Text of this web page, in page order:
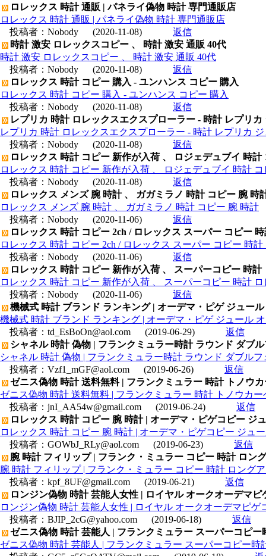
ロレックス 時計 通販 | パネライ偽物 時計 専門通販店
ロレックス 時計 通販 | パネライ偽物 時計 専門通販店
投稿者： Nobody (2020-11-08)
返信
時計 激安 ロレックスコピー 、 時計 激安 通販 40代
時計 激安 ロレックスコピー 、 時計 激安 通販 40代
投稿者： Nobody (2020-11-08)
返信
ロレックス 時計 コピー 購入 - ユンハンス コピー 購入
ロレックス 時計 コピー 購入 - ユンハンス コピー 購入
投稿者： Nobody (2020-11-08)
返信
レプリカ 時計 ロレックスエクスプローラー - 時計 レプリカ
レプリカ 時計 ロレックスエクスプローラー - 時計 レプリカ
投稿者： Nobody (2020-11-08)
返信
ロレックス 時計 コピー 新作が入荷 、 ロジェデュブイ 時計
ロレックス 時計 コピー 新作が入荷 、 ロジェデュブイ 時計
投稿者： Nobody (2020-11-08)
返信
ロレックス メンズ 腕 時計 、 ガガミラノ 時計 コピー 腕 時
ロレックス メンズ 腕 時計 、 ガガミラノ 時計 コピー 腕 時計
投稿者： Nobody (2020-11-06)
返信
ロレックス 時計 コピー 2ch / ロレックス スーパー コピー
ロレックス 時計 コピー 2ch / ロレックス スーパー コピー 時計
投稿者： Nobody (2020-11-06)
返信
ロレックス 時計 コピー 新作が入荷 、 スーパーコピー 時
ロレックス 時計 コピー 新作が入荷 、 スーパーコピー 時計
投稿者： Nobody (2020-11-06)
返信
機械式 時計 ブランド ランキング | オーデマ・ピゲ ジュー
機械式 時計 ブランド ランキング | オーデマ・ピゲ ジュール
投稿者： td_EsBoOn@aol.com (2019-06-29)
返信
シャネル 時計 偽物 | フランクミュラー時計 ラウンド ダブ
シャネル 時計 偽物 | フランクミュラー時計 ラウンド ダブル
投稿者： Vzf1_mGF@aol.com (2019-06-26)
返信
ゼニス偽物 時計 送料無料 | フランクミュラー 時計 トノウ
ゼニス偽物 時計 送料無料 | フランクミュラー 時計 トノウカ
投稿者： jnI_AA54w@gmail.com (2019-06-24)
返信
ロレックス 時計 コピー 腕 時計 | オーデマ・ピゲコピー ジ
ロレックス 時計 コピー 腕 時計 | オーデマ・ピゲコピー ジュ
投稿者： GOWbJ_RLy@aol.com (2019-06-23)
返信
腕 時計 フィリップ | フランク・ミュラー コピー 時計 ロン
腕 時計 フィリップ | フランク・ミュラー コピー 時計 ロング
投稿者： kpf_8UF@gmail.com (2019-06-21)
返信
ロンジン偽物 時計 芸能人女性 | ロイヤル オークオーデマ
ロンジン偽物 時計 芸能人女性 | ロイヤル オークオーデマピ
投稿者： BJIP_2cG@yahoo.com (2019-06-18)
返信
ゼニス偽物 時計 芸能人 | フランクミュラー スーパーコピ
ゼニス偽物 時計 芸能人 | フランクミュラー スーパーコピー